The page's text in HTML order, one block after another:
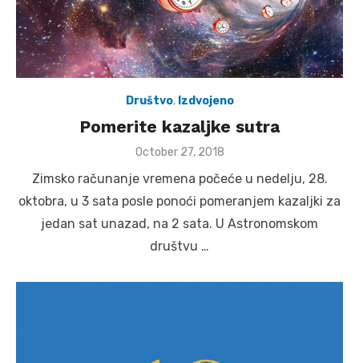
Društvo, Izdvojeno
Pomerite kazaljke sutra
Posted
October 27, 2018
Zimsko računanje vremena počeće u nedelju, 28.
oktobra, u 3 sata posle ponoći pomeranjem kazaljki za
jedan sat unazad, na 2 sata. U Astronomskom
društvu …